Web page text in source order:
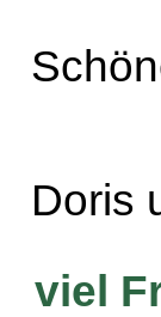
Doris
viel